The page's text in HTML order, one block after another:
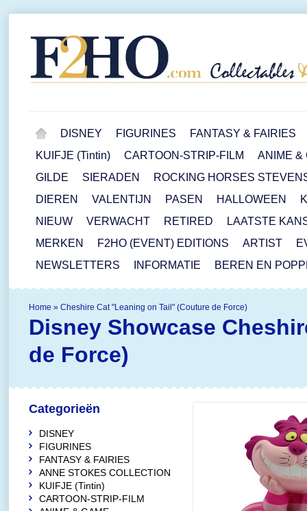
DISNEY FIGURINES
FANTASY & FAIRIES
KUIFJE (Tintin)
CARTOON-STRIP-FILM
ANIME &
GILDE
SIERADEN
ROCKING HORSES
DIEREN
VALENTIJN PASEN HALLOWEEN
NIEUW
VERWACHT RETIRED
LAATSTE
MERKEN
F2HO (EVENT) EDITIONS ARTIST
NEWSLETTERS
INFORMATIE BEREN EN
Home » Cheshire Cat "Leaning on Tail" (Couture de Force)
Disney Showcase
de Force)
Categorieën
DISNEY
FIGURINES
FANTASY & FAIRIES
ANNE STOKES COLLECTION
KUIFJE (Tintin)
CARTOON-STRIP-FILM